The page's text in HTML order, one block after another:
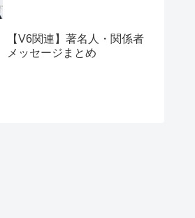
【V6関連】著名人・関係者
メッセージまとめ